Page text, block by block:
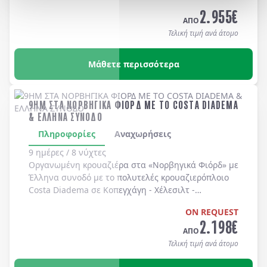
. Διαμονή σε
ΑΠΟ2.955€
Τελική τιμή ανά άτομο
Μάθετε περισσότερα
9ΗΜ ΣΤΑ ΝΟΡΒΗΓΙΚΑ ΦΙΟΡΔ ΜΕ ΤΟ COSTA DIADEMA
& ΕΛΛΗΝΑ ΣΥΝΟΔΟ
Πληροφορίες
Αναχωρήσεις
9 ημέρες / 8 νύχτες
Οργανωμένη κρουαζιέρα στα «Νορβηγικά Φιόρδ» με
Έλληνα συνοδό με το πολυτελές κρουαζιερόπλοιο
Costa Diadema σε Κοπεγχάγη - Χέλεσιλτ -
ON REQUEST
ΑΠΟ2.198€
Τελική τιμή ανά άτομο